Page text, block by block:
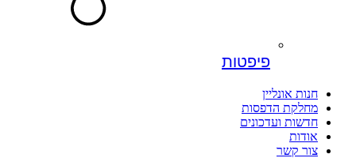
פיפטות
חנות אונליין
מחלקת הדפסות
חדשות ועדכונים
אודות
צור קשר